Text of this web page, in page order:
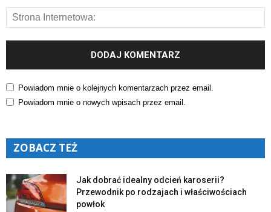
Powiadom mnie o kolejnych komentarzach przez email.
Powiadom mnie o nowych wpisach przez email.
ZOBACZ TEŻ
Jak dobrać idealny odcień karoserii?
Przewodnik po rodzajach i właściwościach
powłok